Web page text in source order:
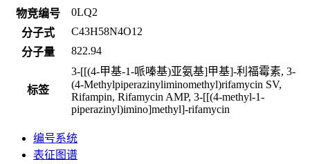
物竞编号
0LQ2
分子式
C43H58N4O12
分子量
822.94
标签
3-[[(4-甲基-1-哌嗪基)亚氨基]甲基]-利福霉素, 3-
(4-Methylpiperazinyliminomethyl)rifamycin SV,
Rifampin, Rifamycin AMP, 3-[[(4-methyl-1-
piperazinyl)imino]methyl]-rifamycin
编号系统
表征图谱